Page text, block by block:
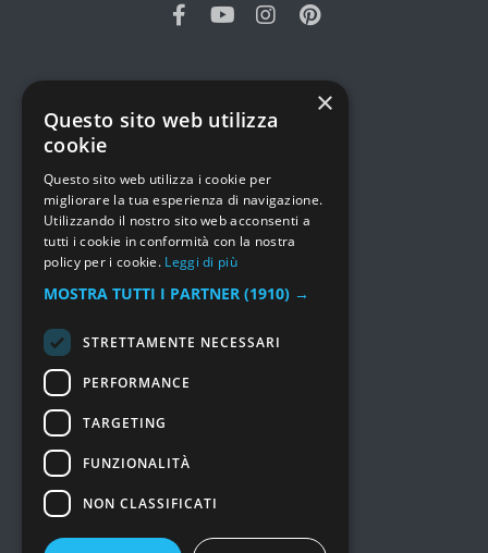
MENU
Consulenza e Servizi
Soluzioni
I nostri lavori
Chi siamo
Prezzi
News
Informativa Privacy
Cookie Policy
×
Questo sito web utilizza
cookie
Questo sito web utilizza i cookie per
migliorare la tua esperienza di navigazione.
Utilizzando il nostro sito web acconsenti a
tutti i cookie in conformità con la nostra
policy per i cookie. Leggi di più
MOSTRA TUTTI I PARTNER (1910) →
STRETTAMENTE NECESSARI
PERFORMANCE
TARGETING
FUNZIONALITÀ
NON CLASSIFICATI